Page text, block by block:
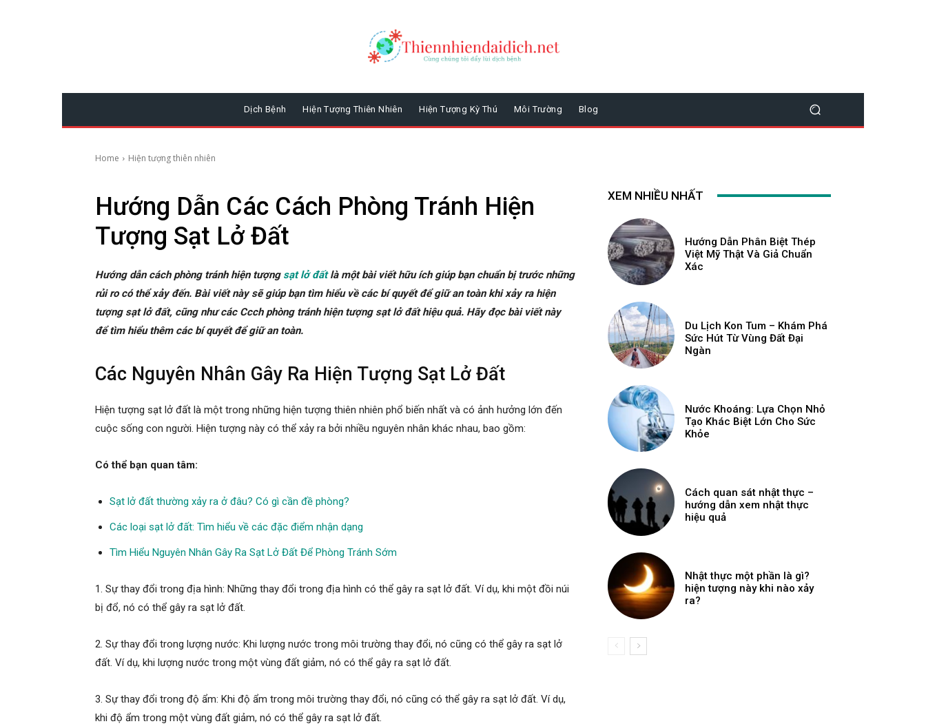
Dịch Bệnh Hiện Tượng Thiên Nhiên Hiện Tượng Kỳ Thú Môi Trường Blog
Home Hiện tượng thiên nhiên
Hướng Dẫn Các Cách Phòng Tránh Hiện
Tượng Sạt Lở Đất
Hướng dẫn cách phòng tránh hiện tượng sạt lở đấtlà một bài viết hữu ích giúp bạn chuẩn bị trước những
rủi ro có thể xảy đến. Bài viết này sẽ giúp bạn tìm hiểu về các bí quyết để giữ an toàn khi xảy ra hiện
tượng sạt lở đất, cũng như các Ccch phòng tránh hiện tượng sạt lở đất hiệu quả. Hãy đọc bài viết này
để tìm hiểu thêm các bí quyết để giữ an toàn.
Các Nguyên Nhân Gây Ra Hiện Tượng Sạt Lở Đất
Hiện tượng sạt lở đất là một trong những hiện tượng thiên nhiên phổ biến nhất và có ảnh hưởng lớn đến
cuộc sống con người. Hiện tượng này có thể xảy ra bởi nhiều nguyên nhân khác nhau, bao gồm:
Có thể bạn quan tâm:
Sạt lở đất thường xảy ra ở đâu? Có gì cần đề phòng?
Các loại sạt lở đất: Tìm hiểu về các đặc điểm nhận dạng
Tìm Hiểu Nguyên Nhân Gây Ra Sạt Lở Đất Để Phòng Tránh Sớm
1. Sự thay đổi trong địa hình: Những thay đổi trong địa hình có thể gây ra sạt lở đất. Ví dụ, khi một đồi núi
bị đổ, nó có thể gây ra sạt lở đất.
2. Sự thay đổi trong lượng nước: Khi lượng nước trong môi trường thay đổi, nó cũng có thể gây ra sạt lở
đất. Ví dụ, khi lượng nước trong một vùng đất giảm, nó có thể gây ra sạt lở đất.
3. Sự thay đổi trong độ ẩm: Khi độ ẩm trong môi trường thay đổi, nó cũng có thể gây ra sạt lở đất. Ví dụ,
khi độ ẩm trong một vùng đất giảm, nó có thể gây ra sạt lở đất.
XEM NHIỀU NHẤT
Hướng Dẫn Phân Biệt Thép
Việt Mỹ Thật Và Giả Chuẩn
Xác
Du Lịch Kon Tum – Khám Phá
Sức Hút Từ Vùng Đất Đại
Ngàn
Nước Khoáng: Lựa Chọn Nhỏ
Tạo Khác Biệt Lớn Cho Sức
Khỏe
Cách quan sát nhật thực –
hướng dẫn xem nhật thực
hiệu quả
Nhật thực một phần là gì?
hiện tượng này khi nào xảy
ra?